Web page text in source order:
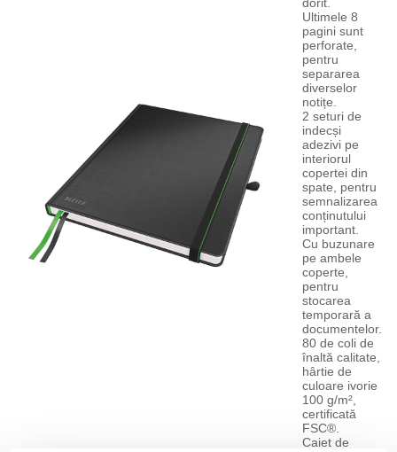
dorit.
Ultimele 8
pagini sunt
perforate,
pentru
separarea
diverselor
notițe.
2 seturi de
indecși
adezivi pe
interiorul
copertei din
spate, pentru
semnalizarea
conținutului
important.
Cu buzunare
pe ambele
coperte,
pentru
stocarea
temporară a
documentelor.
80 de coli de
înaltă calitate,
hârtie de
culoare ivorie
100 g/m²,
certificată
FSC®.
Caiet de